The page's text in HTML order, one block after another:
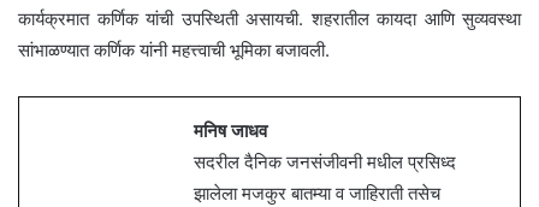
कार्यक्रमात कर्णिक यांची उपस्थिती असायची. शहरातील कायदा आणि सुव्यवस्था
सांभाळण्यात कर्णिक यांनी महत्त्वाची भूमिका बजावली.
मनिष जाधव
सदरील दैनिक जनसंजीवनी मधील प्रसिध्द
झालेला मजकुर बातम्या व जाहिराती तसेच